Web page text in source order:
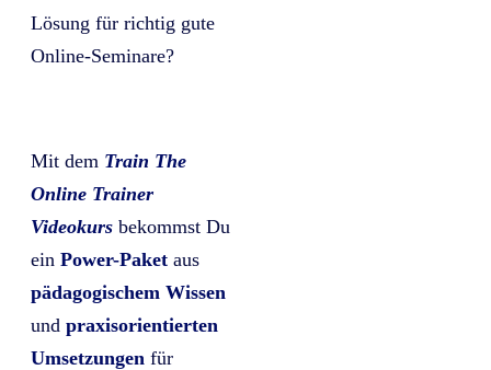
Lösung für richtig gute
Online-Seminare?
Mit dem Train The
Online Trainer
Videokurs bekommst Du
ein Power-Paket aus
pädagogischem Wissen
und praxisorientierten
Umsetzungen für